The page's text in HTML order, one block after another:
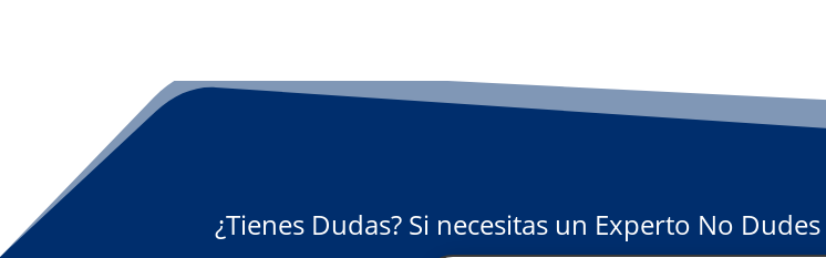
¿Tienes Dudas? Si necesitas un Experto No